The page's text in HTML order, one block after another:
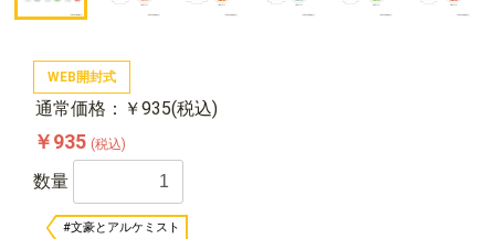
WEB開封式
通常価格：￥935(税込)
￥935 (税込)
数量
#文豪とアルケミスト